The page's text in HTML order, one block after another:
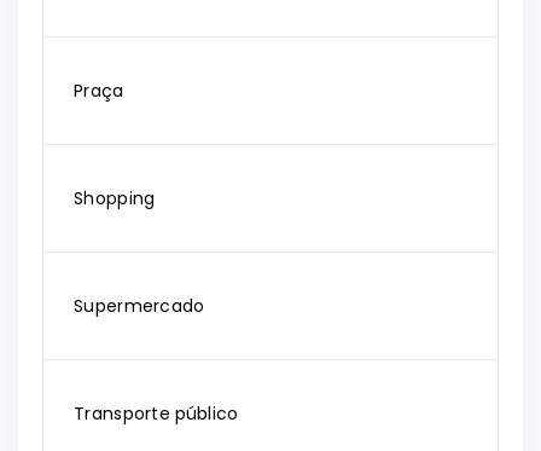
Praça
Shopping
Supermercado
Transporte público